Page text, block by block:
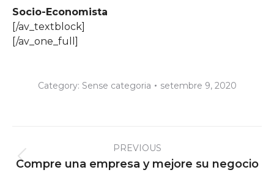
Socio-Economista
[/av_textblock]
[/av_one_full]
Category: Sense categoria setembre 9, 2020
navigationPREVIOUS
Previous
Compre una empresa y mejore su negocio